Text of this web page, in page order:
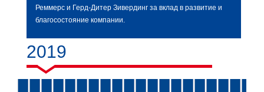
Реммерс и Герд-Дитер Зивердинг за вклад в развитие и
благосостояние компании.
2019